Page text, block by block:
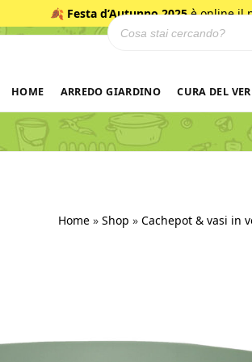
🍂 Festa d’Autunno 2025è online il
Ricerca prodotti
HOME ARREDO GIARDINO CURA DEL
Home» Shop » Cachepot & vasi in